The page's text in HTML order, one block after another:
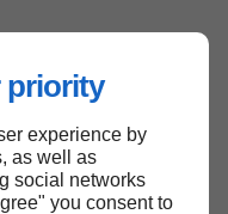
priority
experience by
as well as
social networks
you consent to